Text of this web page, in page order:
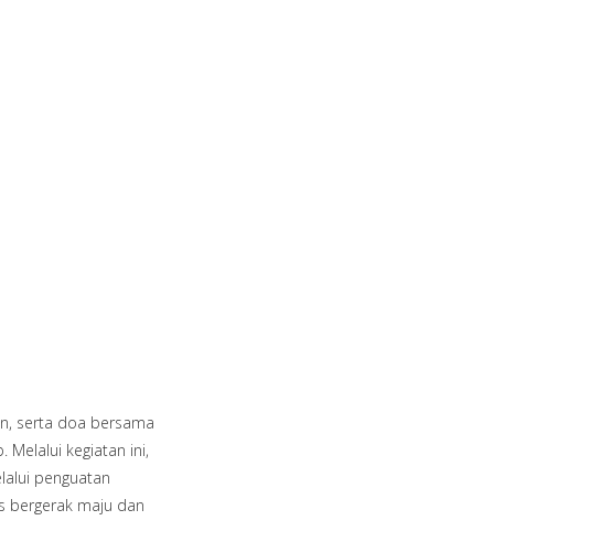
serta doa bersama
Melalui kegiatan ini,
penguatan
bergerak maju dan